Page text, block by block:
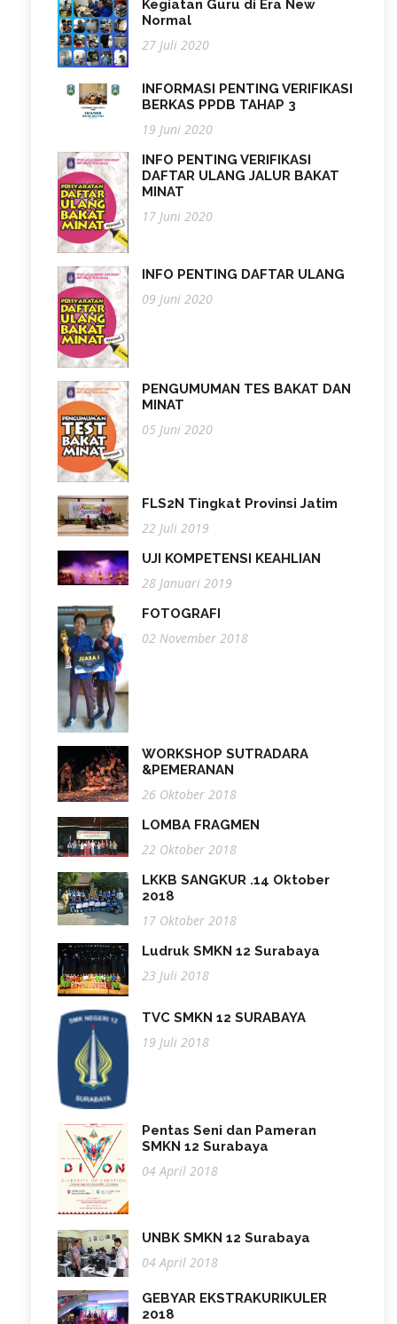
Kegiatan Guru di Era New
Normal
27 Juli 2020
INFORMASI PENTING VERIFIKASI
BERKAS PPDB TAHAP 3
19 Juni 2020
INFO PENTING VERIFIKASI
DAFTAR ULANG JALUR BAKAT
MINAT
17 Juni 2020
INFO PENTING DAFTAR ULANG
09 Juni 2020
PENGUMUMAN TES BAKAT DAN
MINAT
05 Juni 2020
FLS2N Tingkat Provinsi Jatim
22 Juli 2019
UJI KOMPETENSI KEAHLIAN
28 Januari 2019
FOTOGRAFI
02 November 2018
WORKSHOP SUTRADARA
&PEMERANAN
26 Oktober 2018
LOMBA FRAGMEN
22 Oktober 2018
LKKB SANGKUR .14 Oktober
2018
17 Oktober 2018
Ludruk SMKN 12 Surabaya
23 Juli 2018
TVC SMKN 12 SURABAYA
19 Juli 2018
Pentas Seni dan Pameran
SMKN 12 Surabaya
04 April 2018
UNBK SMKN 12 Surabaya
04 April 2018
GEBYAR EKSTRAKURIKULER
2018